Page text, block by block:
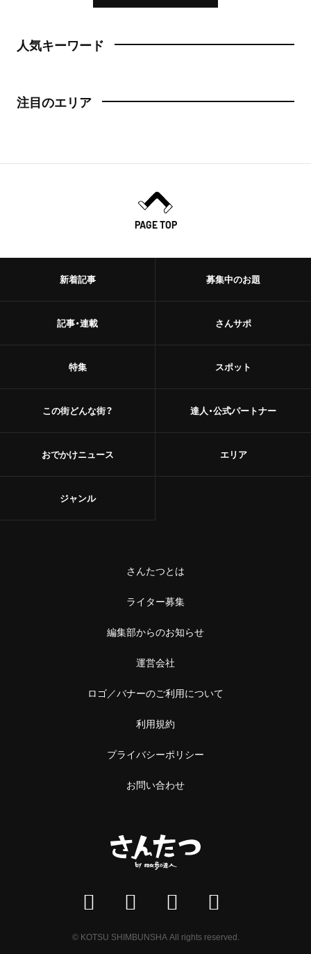
人気キーワード
注目のエリア
PAGE TOP
新着記事
記事・連載
特集
この街どんな街？
おでかけニュース
募集中のお題
さんサポ
スポット
達人・公式パートナー
エリア
ジャンル
さんたつとは
ライター募集
編集部からのお知らせ
運営会社
ロゴ／バナーのご利用について
利用規約
プライバシーポリシー
お問い合わせ
© KOTSU SHIMBUNSHA All rights reserved.